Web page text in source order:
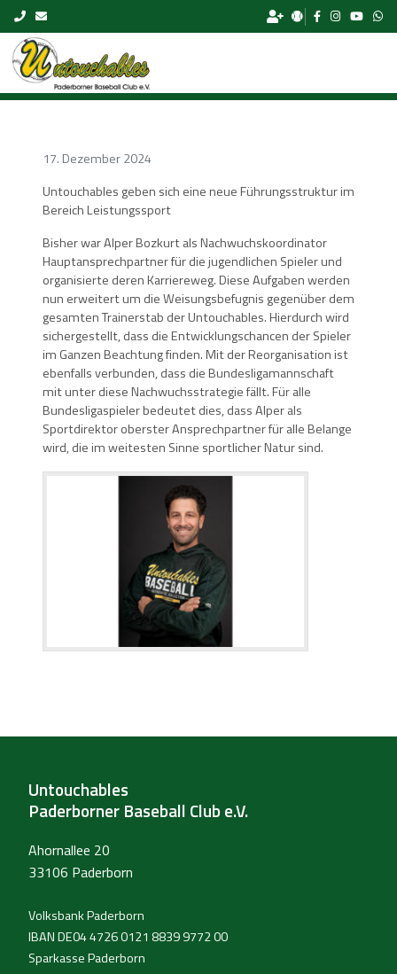
Skip to content
17. Dezember 2024
Untouchables geben sich eine neue Führungsstruktur im
Bereich Leistungssport
Bisher war Alper Bozkurt als Nachwuchskoordinator
Hauptansprechpartner für die jugendlichen Spieler und
organisierte deren Karriereweg. Diese Aufgaben werden
nun erweitert um die Weisungsbefugnis gegenüber dem
gesamten Trainerstab der Untouchables. Hierdurch wird
sichergestellt, dass die Entwicklungschancen der Spieler
im Ganzen Beachtung finden. Mit der Reorganisation ist
ebenfalls verbunden, dass die Bundesligamannschaft
mit unter diese Nachwuchsstrategie fällt. Für alle
Bundesligaspieler bedeutet dies, dass Alper als
Sportdirektor oberster Ansprechpartner für alle Belange
wird, die im weitesten Sinne sportlicher Natur sind.
Untouchables
Paderborner Baseball Club e.V.
Ahornallee 20
33106 Paderborn
Volksbank Paderborn
IBAN DE04 4726 0121 8839 9772 00
Sparkasse Paderborn